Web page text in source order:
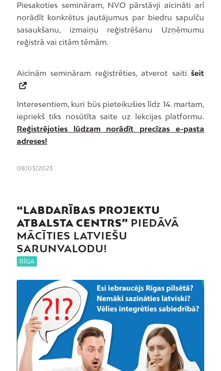
Piesakoties semināram, NVO pārstāvji aicināti arī
norādīt konkrētus jautājumus par biedru sapulču
sasaukšanu, izmaiņu reģistrēšanu Uzņēmumu
reģistrā vai citām tēmām.
Aicinām semināram reģistrēties, atverot saitišeit
Interesentiem, kuri būs pieteikušies līdz 14. martam,
iepriekš tiks nosūtīta saite uz lekcijas platformu.
Reģistrējoties lūdzam norādīt precīzas e-pasta
adreses!
08/03/2023
“LABDARĪBAS PROJEKTU
ATBALSTA CENTRS” PIEDĀVĀ
MĀCĪTIES LATVIEŠU
SARUNVALODU!
RĪGA